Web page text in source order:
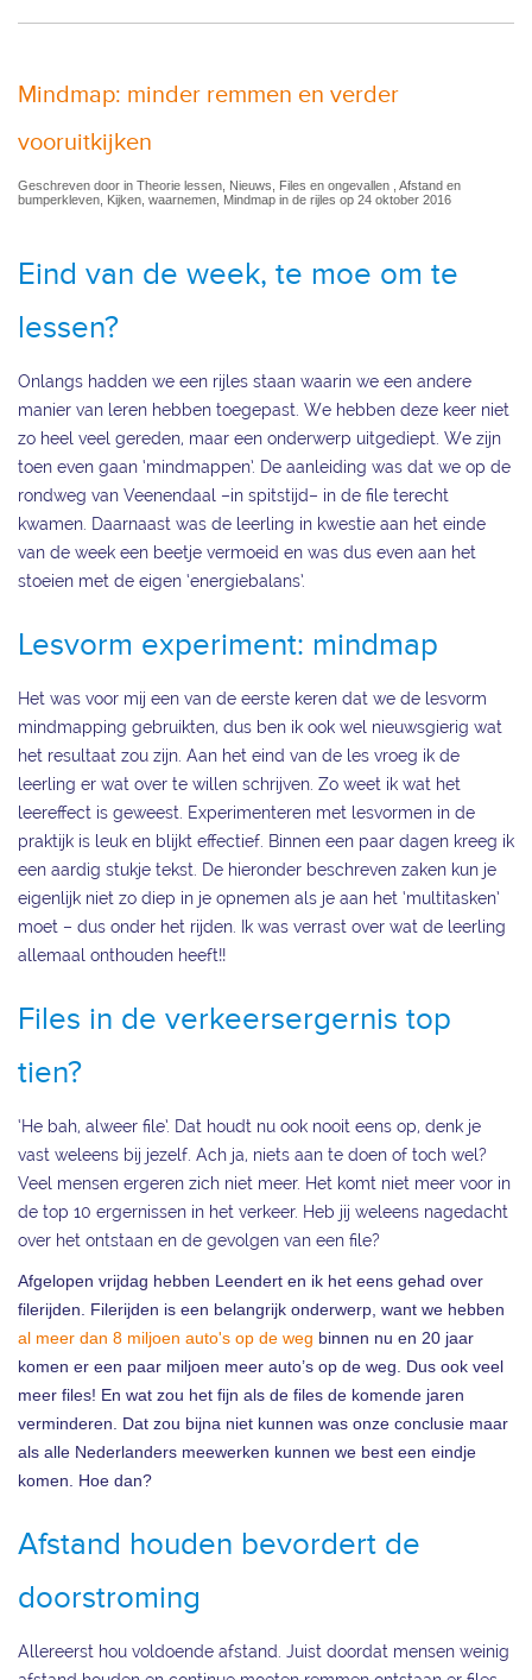
Mindmap: minder remmen en verder
vooruitkijken
Geschreven door in Theorie lessen, Nieuws, Files en ongevallen , Afstand en
bumperkleven, Kijken, waarnemen, Mindmap in de rijles op 24 oktober 2016
Eind van de week, te moe om te
lessen?
Onlangs hadden we een rijles staan waarin we een andere
manier van leren hebben toegepast. We hebben deze keer niet
zo heel veel gereden, maar een onderwerp uitgediept. We zijn
toen even gaan ‘mindmappen’. De aanleiding was dat we op de
rondweg van Veenendaal –in spitstijd– in de file terecht
kwamen. Daarnaast was de leerling in kwestie aan het einde
van de week een beetje vermoeid en was dus even aan het
stoeien met de eigen ‘energiebalans’.
Lesvorm experiment: mindmap
Het was voor mij een van de eerste keren dat we de lesvorm
mindmapping gebruikten, dus ben ik ook wel nieuwsgierig wat
het resultaat zou zijn. Aan het eind van de les vroeg ik de
leerling er wat over te willen schrijven. Zo weet ik wat het
leereffect is geweest. Experimenteren met lesvormen in de
praktijk is leuk en blijkt effectief. Binnen een paar dagen kreeg ik
een aardig stukje tekst. De hieronder beschreven zaken kun je
eigenlijk niet zo diep in je opnemen als je aan het ‘multitasken’
moet – dus onder het rijden. Ik was verrast over wat de leerling
allemaal onthouden heeft!!
Files in de verkeersergernis top
tien?
‘He bah, alweer file’. Dat houdt nu ook nooit eens op, denk je
vast weleens bij jezelf. Ach ja, niets aan te doen of toch wel?
Veel mensen ergeren zich niet meer. Het komt niet meer voor in
de top 10 ergernissen in het verkeer. Heb jij weleens nagedacht
over het ontstaan en de gevolgen van een file?
Afgelopen vrijdag hebben Leendert en ik het eens gehad over
filerijden. Filerijden is een belangrijk onderwerp, want we hebben
al meer dan 8 miljoen auto's op de weg binnen nu en 20 jaar
komen er een paar miljoen meer auto’s op de weg. Dus ook veel
meer files! En wat zou het fijn als de files de komende jaren
verminderen. Dat zou bijna niet kunnen was onze conclusie maar
als alle Nederlanders meewerken kunnen we best een eindje
komen. Hoe dan?
Afstand houden bevordert de
doorstroming
Allereerst hou voldoende afstand. Juist doordat mensen weinig